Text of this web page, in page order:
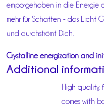
emporgehoben in die Energie
mehr für Schatten - das Licht
und durchströmt Dich.
Crystalline energization and
Additional
High quality,
comes with